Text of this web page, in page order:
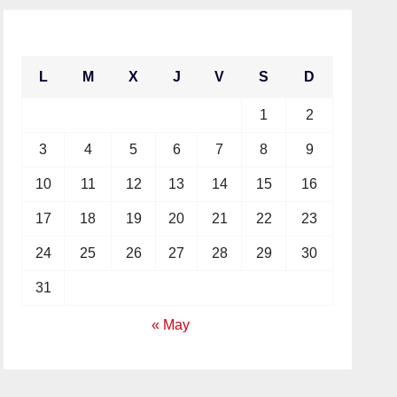
L M X J V S D
1 2
3 4 5 6 7 8 9
10 11 12 13 14 15 16
17 18 19 20 21 22 23
24 25 26 27 28 29 30
31
« May